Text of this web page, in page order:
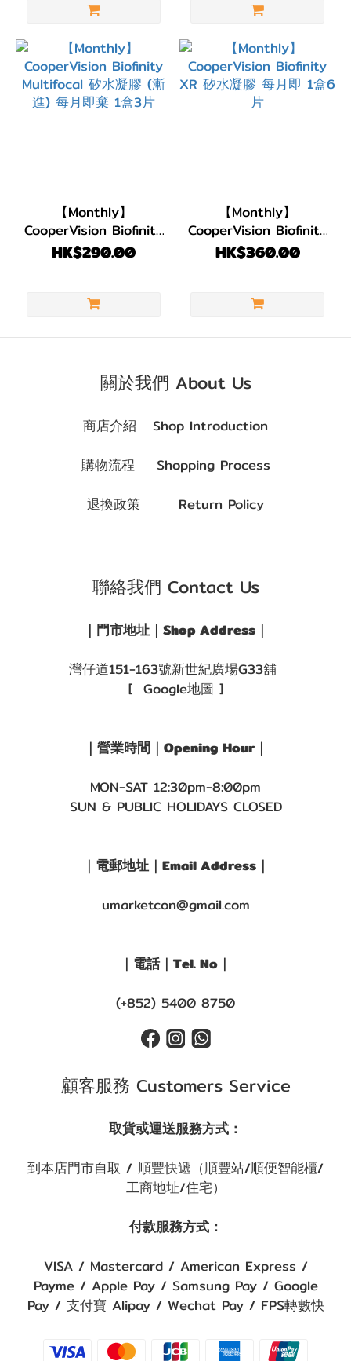
14.5mm
DIA
14.2mm
(1)
顏色
(Color)
【Monthly】
CooperVision Biofinity
Multifocal 矽水凝膠
(漸進) 每月即棄 1盒3
HK$290.00
【Monthly】
CooperVision Biofinity
XR 矽水凝膠 每月即 1
盒6片
HK$360.00
關於我們 About Us
商店介紹 Shop Introduction
購物流程 Shopping Process
退換政策 Return Policy
聯絡我們 Contact Us
｜門市地址｜Shop Address｜
灣仔道151-163號新世紀廣場G33舖
[ Google地圖 ]
｜營業時間｜Opening Hour｜
MON-SAT 12:30pm-8:00pm
SUN & PUBLIC HOLIDAYS CLOSED
｜電郵地址｜Email Address｜
umarketcon@gmail.com
｜電話｜Tel. No｜
(+852) 5400 8750
顧客服務 Customers Service
取貨或運送服務方式：
到本店門市自取 / 順豐快遞（順豐站/順便智能櫃/
工商地址/住宅）
付款服務方式：
VISA / Mastercard / American Express /
Payme / Apple Pay / Samsung Pay / Google
Pay / 支付寶 Alipay / Wechat Pay / FPS轉數快